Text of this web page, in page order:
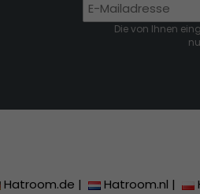
Die von Ihnen
Hatroom.de | Hatroom.nl |